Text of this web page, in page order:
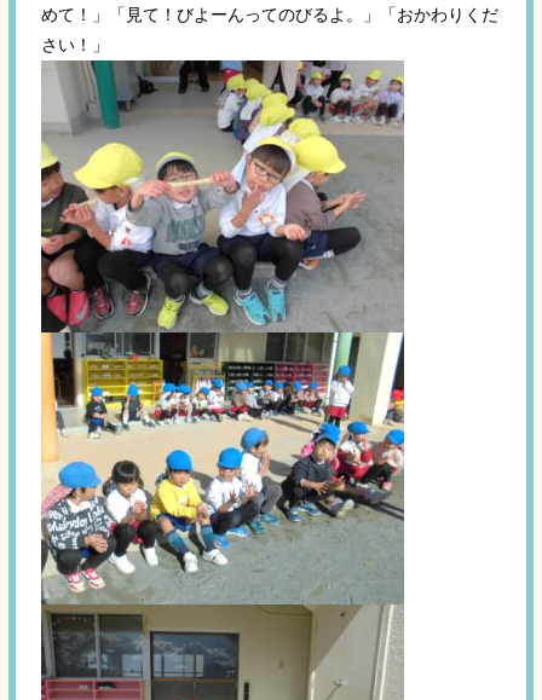
めて！」「見て！びよーんってのびるよ。」「おかわりくだ
さい！」